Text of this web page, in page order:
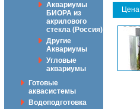
Аквариумы
БИОРА из
акрилового
стекла (Россия)
Другие
Аквариумы
Угловые
аквариумы
Готовые
аквасистемы
Водоподготовка